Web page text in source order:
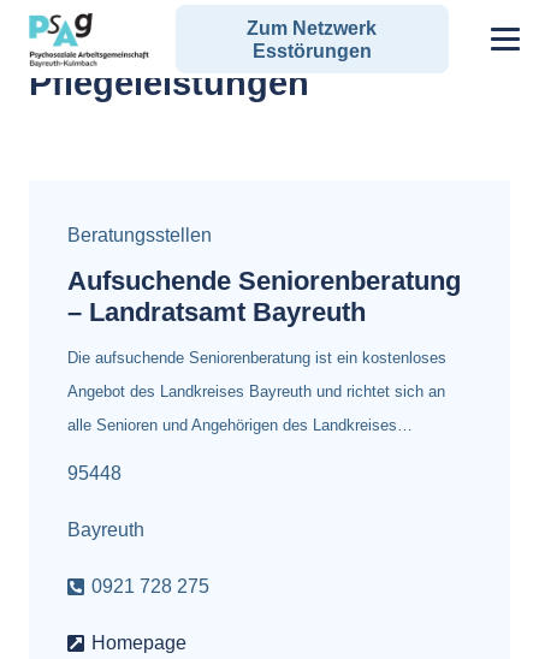
Zum Netzwerk
Esstörungen
Alle Angebote zum Schlagwort:
Pflegeleistungen
Beratungsstellen
Aufsuchende Seniorenberatung
– Landratsamt Bayreuth
Die aufsuchende Seniorenberatung ist ein kostenloses
Angebot des Landkreises Bayreuth und richtet sich an
alle Senioren und Angehörigen des Landkreises…
95448
Bayreuth
0921 728 275
Homepage